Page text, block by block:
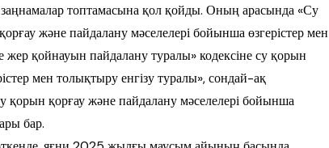
топтамасына қол қой­ды. Оның арасында «Су
және пайдалану мәселелері бойын­ша өзгерістер мен
қой­науын пайдалану туралы» кодексіне су қо­рын
мен толықтыру енгізу ту­ралы», сондай-ақ
қорын қор­ғау және пайдалану мәселелері бойынша
бар.